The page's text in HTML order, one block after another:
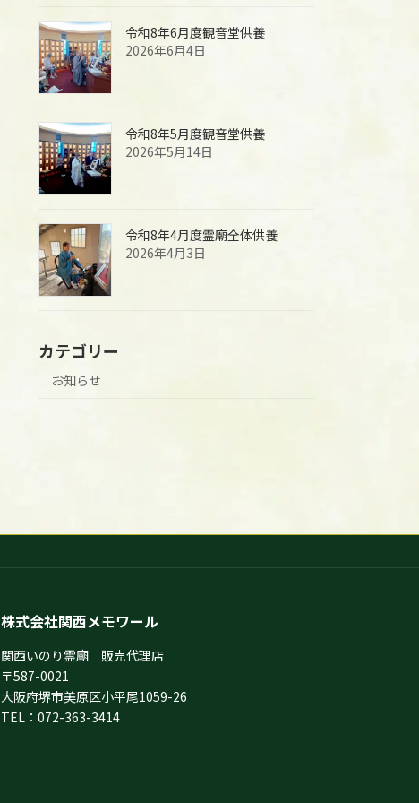
令和8年6月度観音堂供養
2026年6月4日
令和8年5月度観音堂供養
2026年5月14日
令和8年4月度霊廟全体供養
2026年4月3日
カテゴリー
お知らせ
株式会社関西メモワール
関西いのり霊廟 販売代理店
〒587-0021
大阪府堺市美原区小平尾1059-26
TEL：072-363-3414